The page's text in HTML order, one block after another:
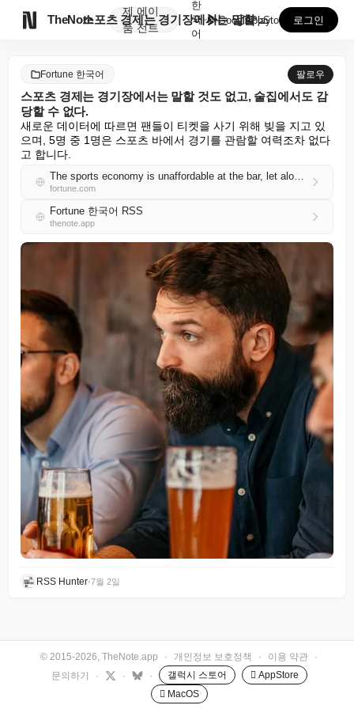
TheNote
제
품
에이
전트
스포츠 경제는 경기장에서는 말할 것도 없고, 술집에서도...
한
국
어
GooglePlay
AppStore 로그인
Fortune 한국어 팔로우
스포츠 경제는 경기장에서는 말할 것도 없고, 술집에서도 감
당할 수 없다.
새로운 데이터에 따르면 팬들이 티켓을 사기 위해 빚을 지고 있
으며, 5명 중 1명은 스포츠 바에서 경기를 관람할 여력조차 없다
고 합니다.
The sports economy is unaffordable at the bar, let alone the stadium
fortune.com
Fortune 한국어 RSS
thenote.app
RSS Hunter•7월 2일
© 2015-2026, TheNote.app · 개인정보 보호정책 · 이용 약관
·
문의하기
· · · 갤럭시 스토어
 AppStore
 MacOS